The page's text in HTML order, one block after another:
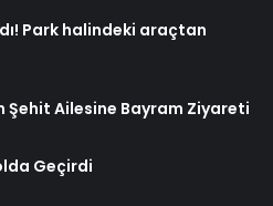
Park halindeki araçtan
Şehit Ailesine Bayram Ziyareti
Geçirdi